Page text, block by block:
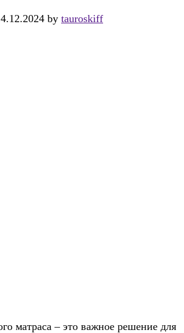
by tauroskiff
матраса – это важное решение для